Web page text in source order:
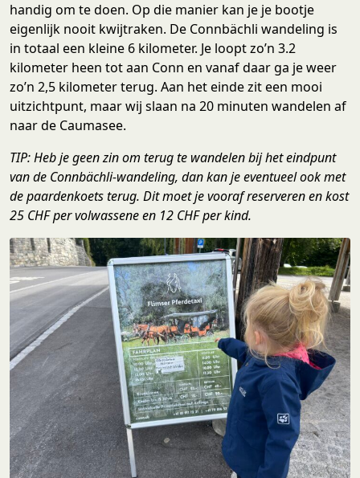
handig om te doen. Op die manier kan je je bootje
eigenlijk nooit kwijtraken. De Connbächli wandeling is
in totaal een kleine 6 kilometer. Je loopt zo’n 3.2
kilometer heen tot aan Conn en vanaf daar ga je weer
zo’n 2,5 kilometer terug. Aan het einde zit een mooi
uitzichtpunt, maar wij slaan na 20 minuten wandelen af
naar de Caumasee.
TIP:Heb je geen zin om terug te wandelen bij het eindpunt
van de Connbächli-wandeling, dan kan je eventueel ook met
de paardenkoets terug. Dit moet je vooraf reserveren en kost
25 CHF per volwassene en 12 CHF per kind.